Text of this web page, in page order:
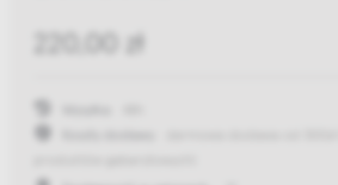
220,00 zł